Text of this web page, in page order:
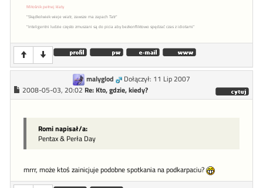
Miłośnik pełnej klaty
"Skądkolwiek wieje wiatr, zawsze ma zapach Tatr"
"Inteligentni ludzie często zmuszani są do picia aby bezkonfliktowo spędzać czas z idiotami"
malyglod
Dołączył: 11 Lip 2007
2008-05-03, 20:02 Re: Kto, gdzie, kiedy?
Romi napisał/a:
Pentax & Perła Day
mrrr, może ktoś zainicjuje podobne spotkania na podkarpaciu?